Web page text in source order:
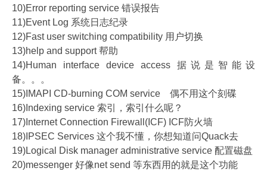
10)Error reporting service 错误报告
11)Event Log 系统日志纪录
12)Fast user switching compatibility 用户切换
13)help and support 帮助
14)Human interface device access 据说是智能设
备。。。
15)IMAPI CD-burning COM service 偶不用这个刻碟
16)Indexing service 索引，索引什么呢？
17)Internet Connection Firewall(ICF) ICF防火墙
18)IPSEC Services 这个我不懂，你想知道问Quack去
19)Logical Disk manager administrative service 配置磁盘
20)messenger 好像net send 等东西用的就是这个功能